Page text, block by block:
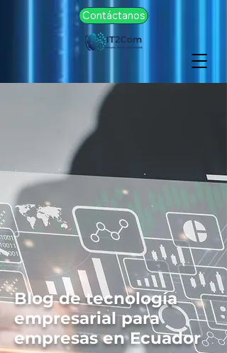
Contáctanos
Blog de tecnología
empresarial para
empresas en Ecuador